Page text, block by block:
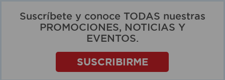
Suscríbete y conoce TODAS nuestras
PROMOCIONES, NOTICIAS Y
EVENTOS.
SUSCRIBIRME